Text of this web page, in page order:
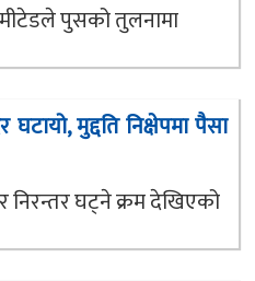
पुसको तुलनामा
मुद्दति निक्षेपमा पैसा
निरन्तर घट्ने क्रम देखिएको